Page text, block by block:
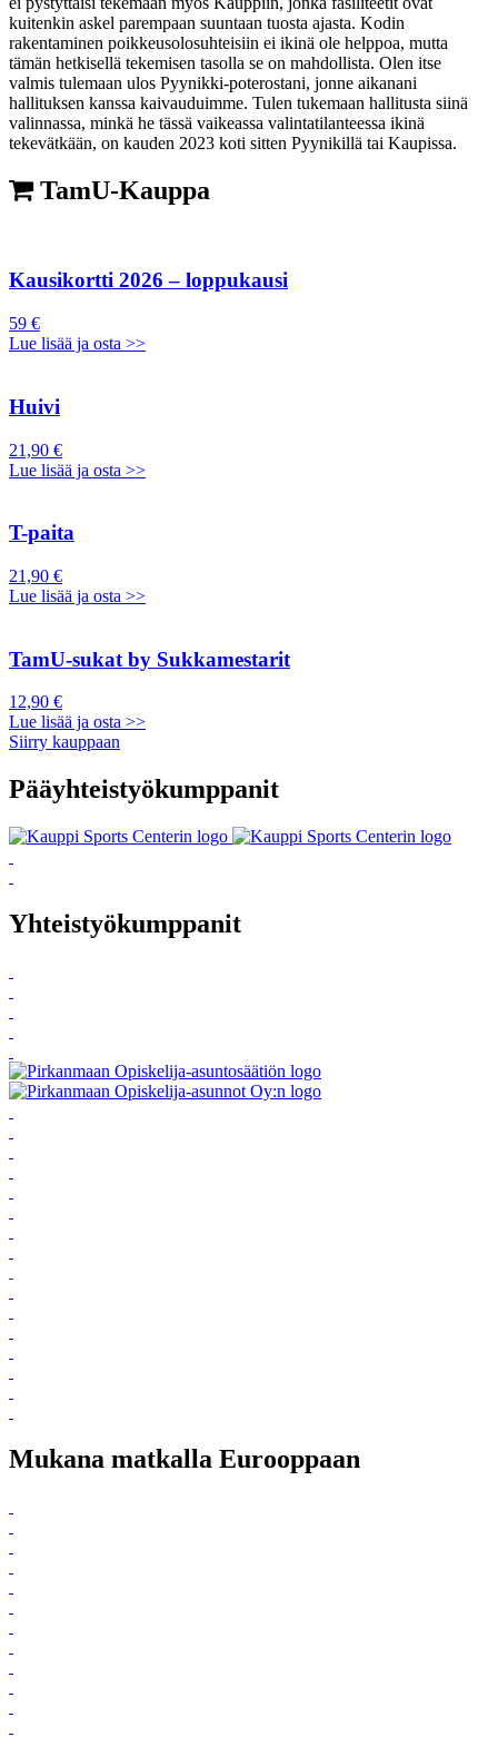
kuitenkin askel parempaan suuntaan tuosta ajasta. Kodin
rakentaminen poikkeusolosuhteisiin ei ikinä ole helppoa, mutta
tämän hetkisellä tekemisen tasolla se on mahdollista. Olen itse
valmis tulemaan ulos Pyynikki-poterostani, jonne aikanani
hallituksen kanssa kaivauduimme. Tulen tukemaan hallitusta siinä
valinnassa, minkä he tässä vaikeassa valintatilanteessa ikinä
tekevätkään, on kauden 2023 koti sitten Pyynikillä tai Kaupissa.
TamU-Kauppa
Kausikortti 2026 – loppukausi
59 €
Lue lisää ja osta >>
Huivi
21,90 €
Lue lisää ja osta >>
T-paita
21,90 €
Lue lisää ja osta >>
TamU-sukat by Sukkamestarit
12,90 €
Lue lisää ja osta >>
Siirry kauppaan
Pääyhteistyökumppanit
Yhteistyökumppanit
Mukana matkalla Eurooppaan